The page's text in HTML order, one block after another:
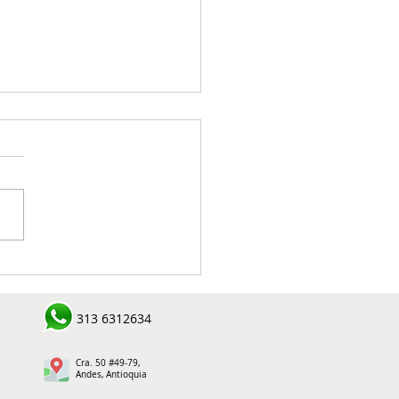
del Magisterio
313 6312634
Cra. 50 #49-79,
Andes, Antioquia